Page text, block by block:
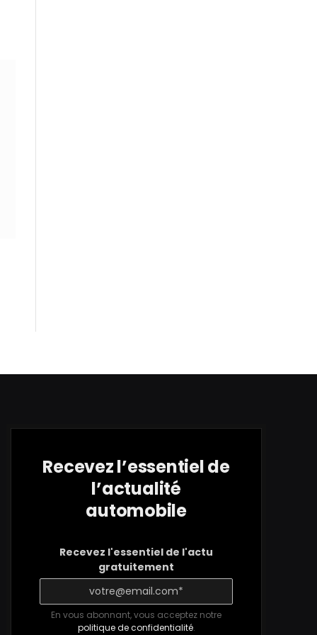
Recevez l’essentiel de
l’actualité
automobile
Recevez l'essentiel de l'actu
gratuitement
En vous abonnant, vous acceptez notre
politique de confidentialité.